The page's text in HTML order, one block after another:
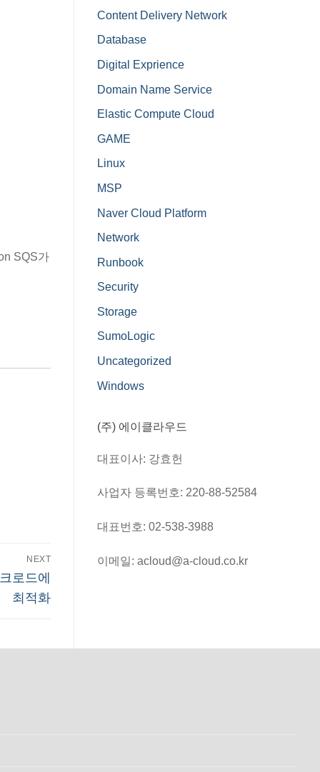
SQS가
NEXT
로드에
최적화
Content Delivery Network
Database
Digital Exprience
Domain Name Service
Elastic Compute Cloud
GAME
Linux
MSP
Naver Cloud Platform
Network
Runbook
Security
Storage
SumoLogic
Uncategorized
Windows
(주) 에이클라우드
대표이사: 강효헌
사업자 등록번호: 220-88-52584
대표번호: 02-538-3988
이메일: acloud@a-cloud.co.kr